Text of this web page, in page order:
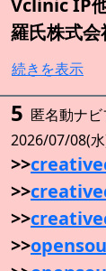
Vclinic IP
羅氏株式
続きを表示
5 匿名動ナ
2026/07/08(
>>
>>
>>
>>